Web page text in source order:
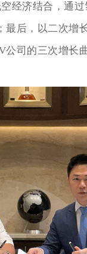
经济结合，通
后，以二次增
司的三次增长